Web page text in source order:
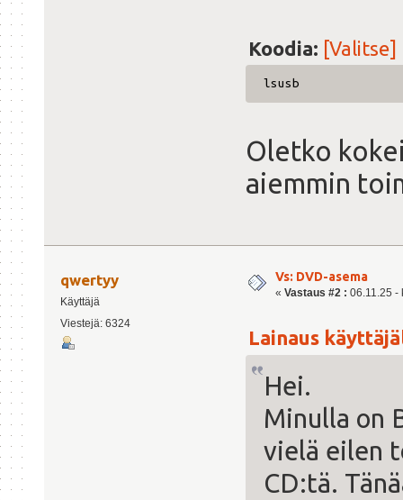
Koodia: [Valitse]
lsusb
Oletko
aiemmin
qwertyy
Käyttäjä
Viestejä: 6324
Vs: DVD-asema
« Vastaus #2 : 06.11.25 -
Lainaus
Hei.
Minulla on
vielä eilen
CD:tä.